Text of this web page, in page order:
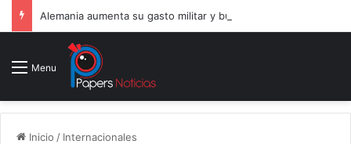
Menu
Inicio / Internacionales